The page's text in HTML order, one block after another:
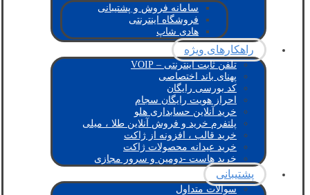
سامانه فروش و پشتیبانی
فروشگاه اینترنتی
هادی شاپ
راهکارهای ویژه
تلفن ثابت اینترنتی – VOIP
پهنای باند اختصاصی
کد بورسی رایگان
احراز هویت رایگان سجام
خرید آنلاین حسابداری هلو
پلتفرم خرید و فروش آنلاین طلا ، میلی
خرید قالب ، افزونه از ژاکت
خرید عیدانه محصولات ژاکت
خرید هاست -دومین و سرور مجازی
پشتیبانی
سوالات متداول